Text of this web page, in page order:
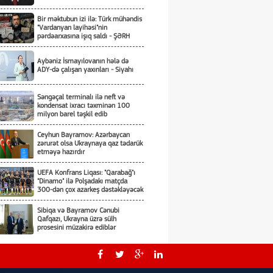
Bir məktubun izi ilə: Türk mühəndis
"Vardanyan layihəsi"nin
pərdəarxasına işıq saldı - ŞƏRH
Aybəniz İsmayılovanın hələ də
ADY-də çalışan yaxınları - Siyahı
Səngəçal terminalı ilə neft və
kondensat ixracı təxminən 100
milyon barel təşkil edib
Ceyhun Bayramov: Azərbaycan
zərurət olsa Ukraynaya qaz tədarük
etməyə hazırdır
UEFA Konfrans Liqası: "Qarabağ"ı
"Dinamo" ilə Polşadakı matçda
300-dən çox azarkeş dəstəkləyəcək
Sibiqa və Bayramov Cənubi
Qafqazı, Ukrayna üzrə sülh
prosesini müzakirə ediblər
Azərbaycanda sabah 39 dərəcə isti